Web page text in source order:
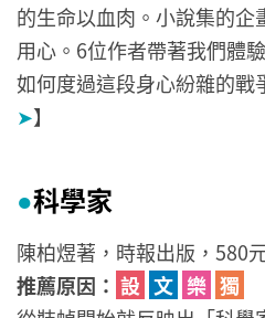
的生命以血肉。小說集的
用心。6位作者帶著我們體
如何度過這段身心紛雜的戰
➤】
●科學家
陳柏煜著，時報出版，580
推薦原因： 設 文 樂 獨